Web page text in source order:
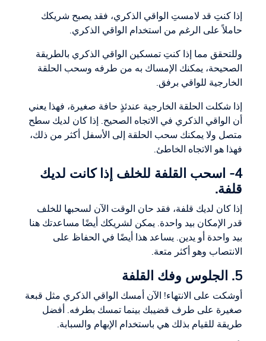
إذا كنتِ قد لامستِ الواقي الذكري، فقد يصبح شريكك
حاملاً على الرغم من استخدام الواقي الذكري.
وللتحقق مما إذا كنتِ تمسكين الواقي الذكري بالطريقة
الصحيحة، يمكنك الإمساك به من طرفه وسحب الحلقة
الخارجية للواقي برفق.
إذا شكلت الحلقة الخارجية عندئذٍ حافة صغيرة، فهذا يعني
أن الواقي الذكري في الاتجاه الصحيح. إذا كان لديك سطح
متصل ولا يمكنك سحب الحلقة إلى الأسفل أكثر من ذلك،
فهذا هو الاتجاه الخاطئ.
4- اسحب القلفة للخلف إذا كانت لديك
قلفة.
إذا كان لديك قلفة، فقد حان الوقت الآن لسحبها للخلف
قدر الإمكان بيد واحدة. يمكن لشريكك أيضًا مساعدتك هنا
بيد واحدة أو يدين. يساعد هذا أيضًا في الحفاظ على
الانتصاب وهو أكثر متعة.
5. الجلوس وفك القلفة
أوشكت على الانتهاء! الآن أمسك الواقي الذكري مثل قبعة
صغيرة على طرف قضيبك بينما تمسك بطرفه. أفضل
طريقة للقيام بذلك هي باستخدام الإبهام والسبابة.